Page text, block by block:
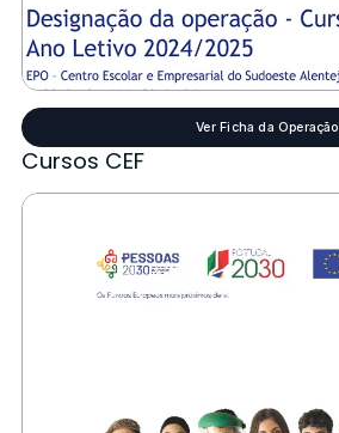
Ver Ficha da Operação
Cursos CEF